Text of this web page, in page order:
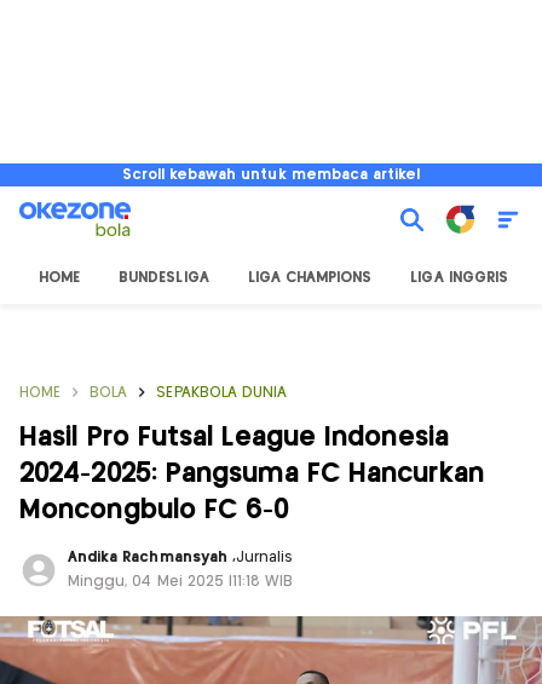
Scroll kebawah untuk membaca artikel
HOME BUNDESLIGA LIGA CHAMPIONS LIGA INGGRIS
HOME BOLA SEPAKBOLA DUNIA
Hasil Pro Futsal League Indonesia
2024-2025: Pangsuma FC Hancurkan
Moncongbulo FC 6-0
Andika Rachmansyah ,Jurnalis
Minggu, 04 Mei 2025 |11:18 WIB